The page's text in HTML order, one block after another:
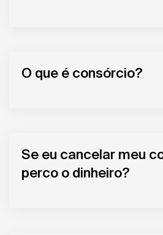
O que é consórcio?
Se eu cancelar meu
perco o dinheiro?